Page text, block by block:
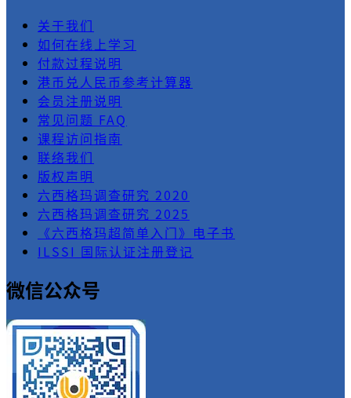
关于我们
如何在线上学习
付款过程说明
港币兑人民币参考计算器
会员注册说明
常见问题 FAQ
课程访问指南
联络我们
版权声明
六西格玛调查研究 2020
六西格玛调查研究 2025
《六西格玛超简单入门》电子书
ILSSI 国际认证注册登记
微信公众号